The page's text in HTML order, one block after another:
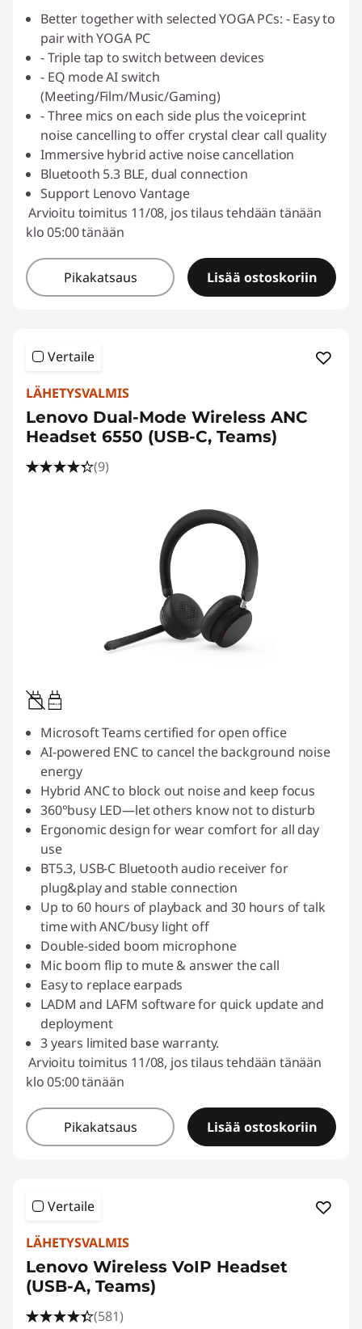
Better together with selected YOGA PCs: - Easy to
pair with YOGA PC
- Triple tap to switch between devices
- EQ mode AI switch
(Meeting/Film/Music/Gaming)
- Three mics on each side plus the voiceprint
noise cancelling to offer crystal clear call quality
Immersive hybrid active noise cancellation
Bluetooth 5.3 BLE, dual connection
Support Lenovo Vantage
Arvioitu toimitus 11/08, jos tilaus tehdään tänään
klo 05:00 tänään
Pikakatsaus Lisää ostoskoriin
Vertaile
LÄHETYSVALMIS
Lenovo Dual-Mode Wireless ANC
Headset 6550 (USB-C, Teams)
(9)
0.95W-3.25W
Microsoft Teams certified for open office
AI-powered ENC to cancel the background noise
energy
Hybrid ANC to block out noise and keep focus
360°busy LED—let others know not to disturb
Ergonomic design for wear comfort for all day
use
BT5.3, USB-C Bluetooth audio receiver for
plug&play and stable connection
Up to 60 hours of playback and 30 hours of talk
time with ANC/busy light off
Double-sided boom microphone
Mic boom flip to mute & answer the call
Easy to replace earpads
LADM and LAFM software for quick update and
deployment
3 years limited base warranty.
Arvioitu toimitus 11/08, jos tilaus tehdään tänään
klo 05:00 tänään
Pikakatsaus Lisää ostoskoriin
Vertaile
LÄHETYSVALMIS
Lenovo Wireless VoIP Headset
(USB-A, Teams)
(581)